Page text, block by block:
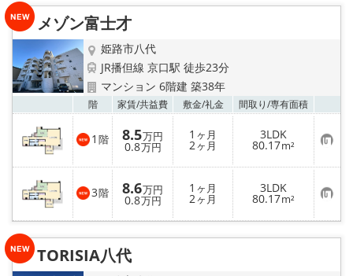
り
メゾン富士才
姫路市八代
JR播但線 京口駅 徒歩23分
マンション 6階建 築38年
階 家賃/共益費 敷金/礼金 間取り/専有面積
1 階 8.5万円
0.8万円
1 ヶ月
2ヶ月
3LDK
80.17m² お
気
に
入
り
登
録
3階 8.6万円
0.8万円
1 ヶ月
2ヶ月
3LDK
80.17m² お
気
に
り
TORISIA八代